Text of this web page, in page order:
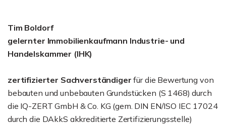
Tim Boldorf
gelernter Immobilienkaufmann Industrie- und
Handelskammer (IHK)
zertifizierter Sachverständiger für die Bewertung von
bebauten und unbebauten Grundstücken (S 1468) durch
die IQ-ZERT GmbH & Co. KG (gem. DIN EN/ISO IEC 17024
durch die DAkkS akkreditierte Zertifizierungsstelle)